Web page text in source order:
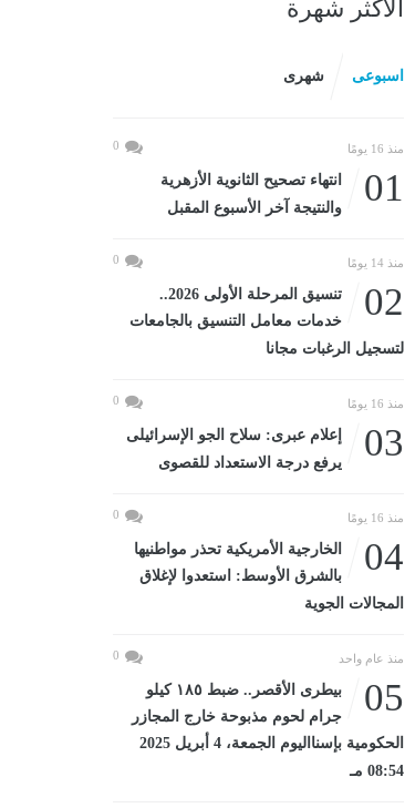
الأكثر شهرة
اسبوعى شهرى
منذ 16 يومًا 0
01
انتهاء تصحيح الثانوية الأزهرية
والنتيجة آخر الأسبوع المقبل
منذ 14 يومًا 0
02
تنسيق المرحلة الأولى 2026..
خدمات معامل التنسيق بالجامعات
لتسجيل الرغبات مجانا
منذ 16 يومًا 0
03
إعلام عبرى: سلاح الجو الإسرائيلى
يرفع درجة الاستعداد للقصوى
منذ 16 يومًا 0
04
الخارجية الأمريكية تحذر مواطنيها
بالشرق الأوسط: استعدوا لإغلاق
المجالات الجوية
منذ عام واحد 0
05
بيطرى الأقصر.. ضبط ١٨٥ كيلو
جرام لحوم مذبوحة خارج المجازر
الحكومية بإسنااليوم الجمعة، 4 أبريل 2025
08:54 مـ